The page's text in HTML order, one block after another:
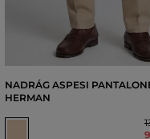
NADRÁG ASPESI
HERMAN